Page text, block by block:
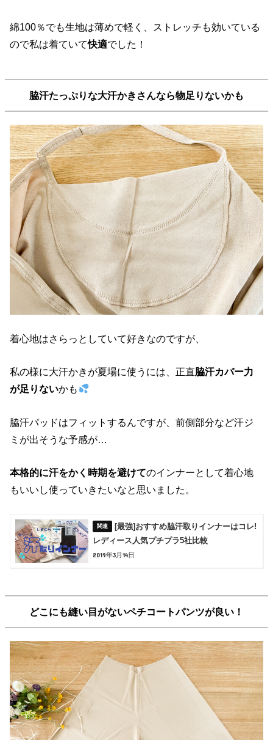
綿100％でも生地は薄めで軽く、ストレッチも効いている
ので私は着ていて快適でした！
脇汗たっぷりな大汗かきさんなら物足りないかも
着心地はさらっとしていて好きなのですが、
私の様に大汗かきが夏場に使うには、正直脇汗カバー力
が足りないかも
脇汗パッドはフィットするんですが、前側部分など汗ジ
ミが出そうな予感が…
本格的に汗をかく時期を避けてのインナーとして着心地
もいいし使っていきたいなと思いました。
[最強]おすすめ脇汗取りインナーはコレ!
レディース人気プチプラ5社比較
2019年3月14日
どこにも縫い目がないペチコートパンツが良い！